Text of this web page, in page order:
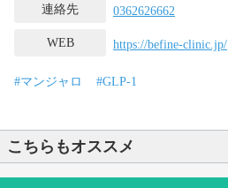
連絡先 0362626662
WEB https://befine-clinic.jp/
#マンジャロ #GLP-1
こちらもオススメ